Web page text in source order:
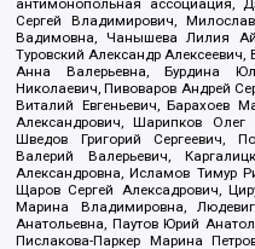
антимонопольная ассоциация,
Сергей Владимирович,
Вадимовна, Чанышева Лилия
Туровский Александр Алексеевич,
Анна Валерьевна, Бурдина
Николаевич, Пивоваров Андрей
Виталий Евгеньевич, Барахоев
Александрович, Шарипков
Шведов Григорий Сергеевич,
Валерий Валерьевич,
Александровна, Исламов Тимур
Щаров Сергей Алексадрович,
Марина Владимировна,
Анатольевна, Паутов Юрий
Пислакова-Паркер Марина